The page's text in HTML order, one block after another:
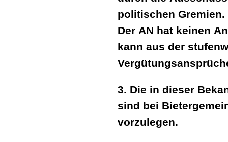
politischen Gremien.
Der AN hat keinen
kann aus der
3. Die in dieser
sind bei
vorzulegen.